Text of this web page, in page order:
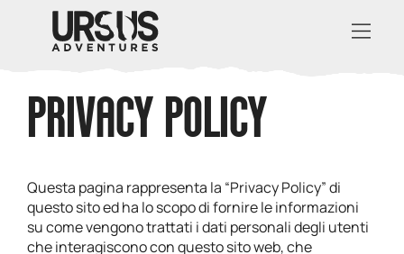
PRIVACY POLICY
Questa pagina rappresenta la “Privacy Policy” di
questo sito ed ha lo scopo di fornire le informazioni
su come vengono trattati i dati personali degli utenti
che interagiscono con questo sito web, che